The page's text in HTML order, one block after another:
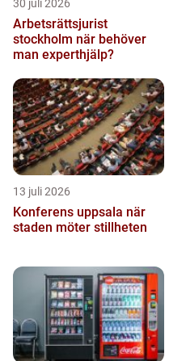
30 juli 2026
Arbetsrättsjurist
stockholm när behöver
man experthjälp?
13 juli 2026
Konferens uppsala när
staden möter stillheten